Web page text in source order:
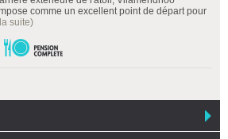
comme un excellent point de départ pour
suite)